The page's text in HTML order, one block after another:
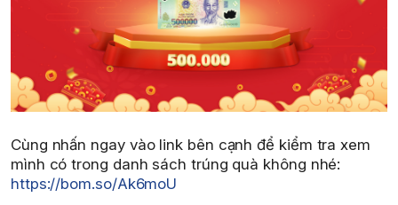
Cùng nhấn ngay vào link bên cạnh để kiểm tra xem
mình có trong danh sách trúng quà không nhé:
https://bom.so/Ak6moU